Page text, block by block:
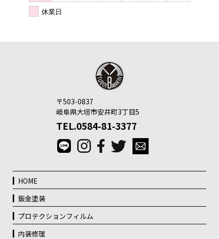
休業日
〒503-0837
岐阜県大垣市安井町3丁目5
TEL.0584-81-3377
HOME
鈑金塗装
プロテクションフィルム
内装修理